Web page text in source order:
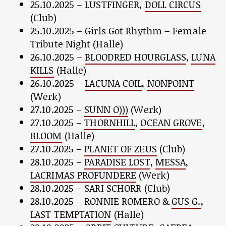
25.10.2025 – LUSTFINGER, DOLL CIRCUS
(Club)
25.10.2025 – Girls Got Rhythm – Female
Tribute Night (Halle)
26.10.2025 –BLOODRED HOURGLASS,LUNA
KILLS (Halle)
26.10.2025 –LACUNA COIL, NONPOINT
(Werk)
27.10.2025 – SUNN O))) (Werk)
27.10.2025 –THORNHILL, OCEAN GROVE,
BLOOM (Halle)
27.10.2025 –PLANET OF ZEUS (Club)
28.10.2025 –PARADISE LOST, MESSA,
LACRIMAS PROFUNDERE (Werk)
28.10.2025 – SARI SCHORR (Club)
28.10.2025 – RONNIE ROMERO &GUS G.,
LAST TEMPTATION (Halle)